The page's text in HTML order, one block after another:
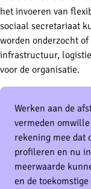
het invoeren van
sociaal secretariaat
worden onderzocht
infrastructuur,
voor de organisatie.
Werken aan de
vermeden
rekening mee dat
profileren en nu
meerwaarde
en de